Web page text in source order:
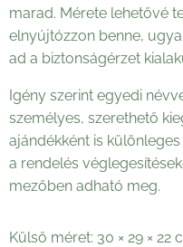
marad. Mérete lehetővé
elnyújtózzon benne,
ad a biztonságérzet
Igény szerint egyedi
személyes, szerethető
ajándékként is
a rendelés
mezőben adható meg.
Külső méret: 30 × 29 × 22